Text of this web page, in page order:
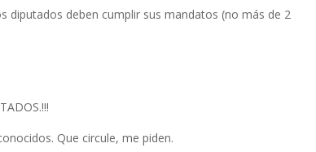
diputados deben cumplir sus mandatos (no más de 2
Que circule, me piden.